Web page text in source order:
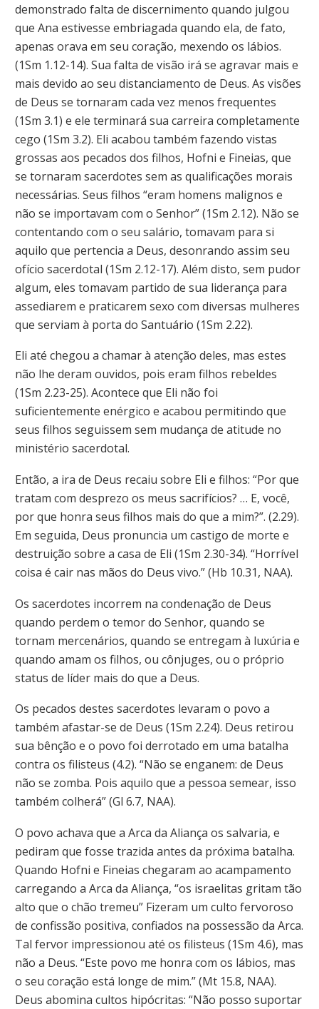
demonstrado falta de discernimento quando julgou
que Ana estivesse embriagada quando ela, de fato,
apenas orava em seu coração, mexendo os lábios.
(1Sm 1.12-14). Sua falta de visão irá se agravar mais e
mais devido ao seu distanciamento de Deus. As visões
de Deus se tornaram cada vez menos frequentes
(1Sm 3.1) e ele terminará sua carreira completamente
cego (1Sm 3.2). Eli acabou também fazendo vistas
grossas aos pecados dos filhos, Hofni e Fineias, que
se tornaram sacerdotes sem as qualificações morais
necessárias. Seus filhos “eram homens malignos e
não se importavam com o Senhor” (1Sm 2.12). Não se
contentando com o seu salário, tomavam para si
aquilo que pertencia a Deus, desonrando assim seu
ofício sacerdotal (1Sm 2.12-17). Além disto, sem pudor
algum, eles tomavam partido de sua liderança para
assediarem e praticarem sexo com diversas mulheres
que serviam à porta do Santuário (1Sm 2.22).
Eli até chegou a chamar à atenção deles, mas estes
não lhe deram ouvidos, pois eram filhos rebeldes
(1Sm 2.23-25). Acontece que Eli não foi
suficientemente enérgico e acabou permitindo que
seus filhos seguissem sem mudança de atitude no
ministério sacerdotal.
Então, a ira de Deus recaiu sobre Eli e filhos: “Por que
tratam com desprezo os meus sacrifícios? … E, você,
por que honra seus filhos mais do que a mim?”. (2.29).
Em seguida, Deus pronuncia um castigo de morte e
destruição sobre a casa de Eli (1Sm 2.30-34). “Horrível
coisa é cair nas mãos do Deus vivo.” (Hb 10.31, NAA).
Os sacerdotes incorrem na condenação de Deus
quando perdem o temor do Senhor, quando se
tornam mercenários, quando se entregam à luxúria e
quando amam os filhos, ou cônjuges, ou o próprio
status de líder mais do que a Deus.
Os pecados destes sacerdotes levaram o povo a
também afastar-se de Deus (1Sm 2.24). Deus retirou
sua bênção e o povo foi derrotado em uma batalha
contra os filisteus (4.2). “Não se enganem: de Deus
não se zomba. Pois aquilo que a pessoa semear, isso
também colherá” (Gl 6.7, NAA).
O povo achava que a Arca da Aliança os salvaria, e
pediram que fosse trazida antes da próxima batalha.
Quando Hofni e Fineias chegaram ao acampamento
carregando a Arca da Aliança, “os israelitas gritam tão
alto que o chão tremeu” Fizeram um culto fervoroso
de confissão positiva, confiados na possessão da Arca.
Tal fervor impressionou até os filisteus (1Sm 4.6), mas
não a Deus. “Este povo me honra com os lábios, mas
o seu coração está longe de mim.” (Mt 15.8, NAA).
Deus abomina cultos hipócritas: “Não posso suportar